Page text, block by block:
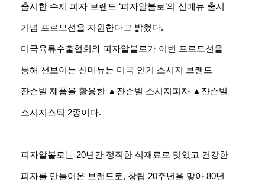
출시한 수제 피자 브랜드 ‘피자알볼로’의 신메뉴 출시
기념 프로모션을 지원한다고 밝혔다.
미국육류수출협회와 피자알볼로가 이번 프로모션을
통해 선보이는 신메뉴는 미국 인기 소시지 브랜드
쟌슨빌 제품을 활용한 ▲쟌슨빌 소시지피자 ▲쟌슨빌
소시지스틱 2종이다.
피자알볼로는 20년간 정직한 식재료로 맛있고 건강한
피자를 만들어온 브랜드로, 창립 20주년을 맞아 80년